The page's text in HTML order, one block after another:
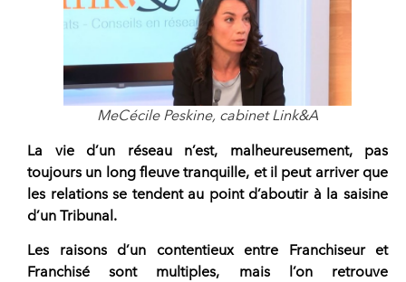
MeCécile Peskine, cabinet Link&A
La vie d’un réseau n’est, malheureusement, pas
toujours un long fleuve tranquille, et il peut arriver que
les relations se tendent au point d’aboutir à la saisine
d’un Tribunal.
Les raisons d’un contentieux entre Franchiseur et
Franchisé sont multiples, mais l’on retrouve